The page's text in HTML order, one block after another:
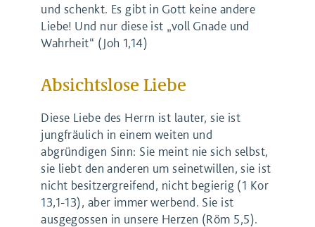
und schenkt. Es gibt in Gott keine andere
Liebe! Und nur diese ist „voll Gnade und
Wahrheit“ (Joh 1,14)
Absichtslose Liebe
Diese Liebe des Herrn ist lauter, sie ist
jungfräulich in einem weiten und
abgründigen Sinn: Sie meint nie sich selbst,
sie liebt den anderen um seinetwillen, sie ist
nicht besitzergreifend, nicht begierig (1 Kor
13,1-13), aber immer werbend. Sie ist
ausgegossen in unsere Herzen (Röm 5,5).